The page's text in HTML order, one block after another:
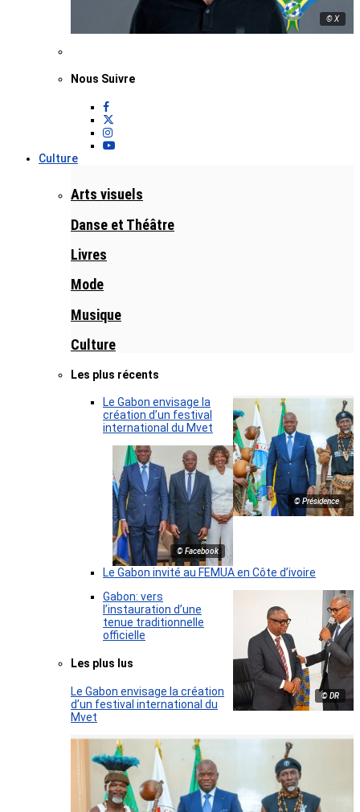
© X
Nous Suivre
Culture
Arts visuels
Danse et Théâtre
Livres
Mode
Musique
Culture
Les plus récents
© Présidence
Le Gabon envisage la
création d’un festival
international du Mvet
© Facebook
Le Gabon invité au FEMUA en Côte d’ivoire
© DR
Gabon: vers
l’instauration d’une
tenue traditionnelle
officielle
Les plus lus
Le Gabon envisage la création
d’un festival international du
Mvet